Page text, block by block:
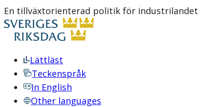
En tillväxtorienterad politik för industrilandet
Lättläst
Teckenspråk
In English
Other languages